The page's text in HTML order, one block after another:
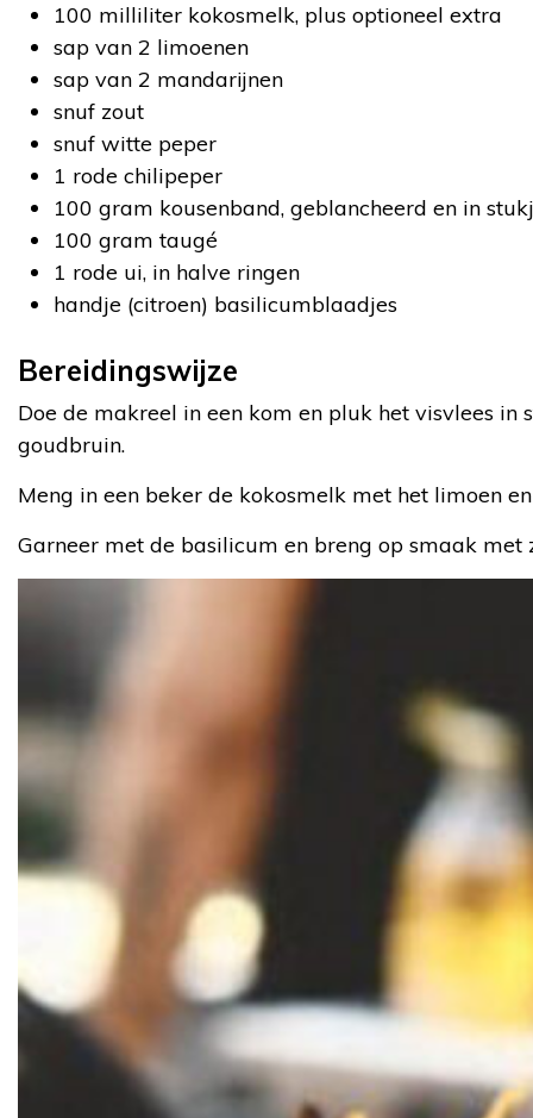
100 milliliter kokosmelk, plus optioneel extra
sap van 2 limoenen
sap van 2 mandarijnen
snuf zout
snuf witte peper
1 rode chilipeper
100 gram kousenband, geblancheerd en in
100 gram taugé
1 rode ui, in halve ringen
handje (citroen) basilicumblaadjes
Bereidingswijze
Doe de makreel in een kom en pluk het visvlees in
goudbruin.
Meng in een beker de kokosmelk met het limoen
Garneer met de basilicum en breng op smaak